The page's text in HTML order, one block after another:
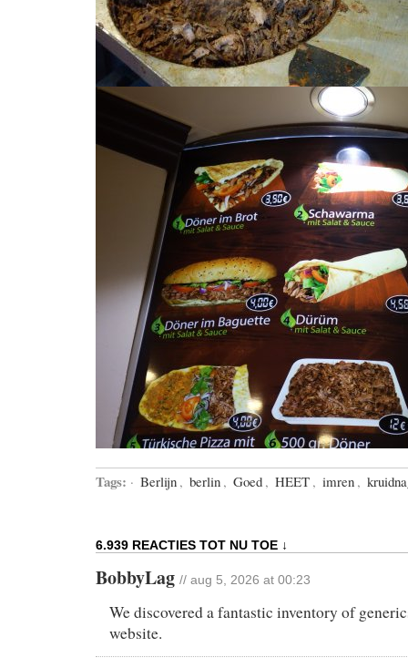
Tags: · Berlijn , berlin , Goed , HEET , imren ,
6.939 REACTIES TOT NU TOE ↓
BobbyLag // aug 5, 2026 at 00:23
We discovered a fantastic inventory of
website.